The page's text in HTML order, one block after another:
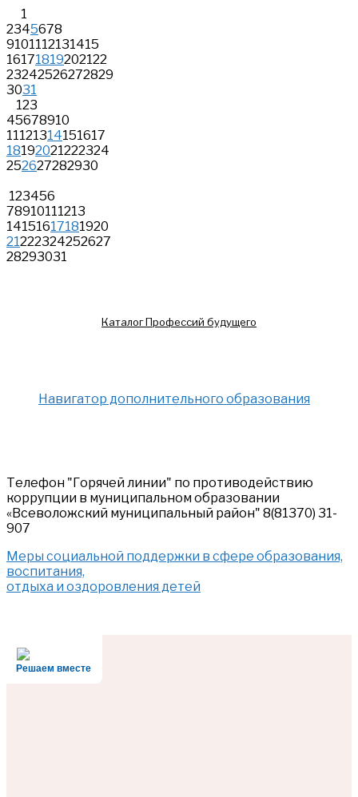
1
2345678
9101112131415
16171819202122
23242526272829
3031
123
45678910
11121314151617
18192021222324
252627282930
123456
78910111213
14151617181920
21222324252627
28293031
Каталог Профессий будущего
Навигатор дополнительного образования
Телефон "Горячей линии" по противодействию
коррупции в муниципальном образовании
«Всеволожский муниципальный район" 8(81370) 31-
907
Меры социальной поддержки в сфере образования,
воспитания,
отдыха и оздоровления детей
Решаем вместе